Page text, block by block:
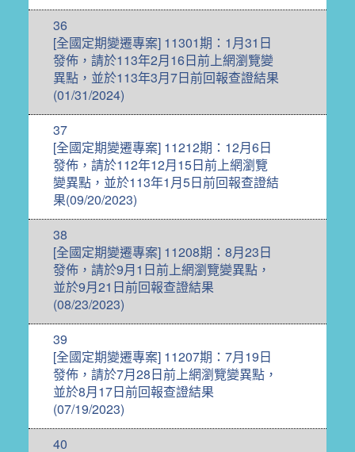
36
[全國定期變遷專案] 11301期：1月31日
發佈，請於113年2月16日前上網瀏覽變
異點，並於113年3月7日前回報查證結果
(01/31/2024)
37
[全國定期變遷專案] 11212期：12月6日
發佈，請於112年12月15日前上網瀏覽
變異點，並於113年1月5日前回報查證結
果(09/20/2023)
38
[全國定期變遷專案] 11208期：8月23日
發佈，請於9月1日前上網瀏覽變異點，
並於9月21日前回報查證結果
(08/23/2023)
39
[全國定期變遷專案] 11207期：7月19日
發佈，請於7月28日前上網瀏覽變異點，
並於8月17日前回報查證結果
(07/19/2023)
40